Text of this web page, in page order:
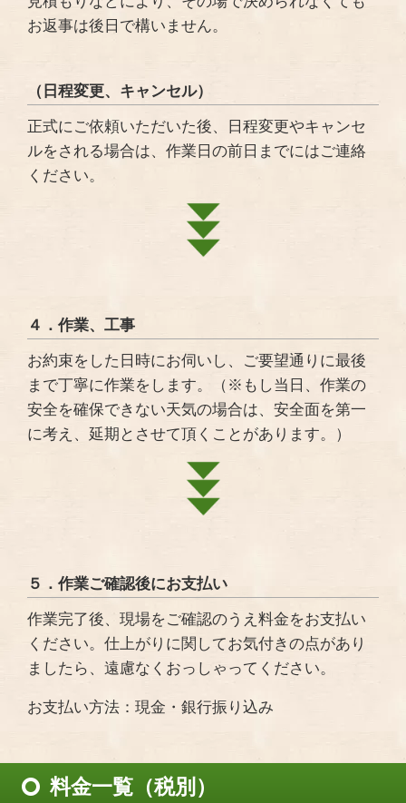
お返事は後日で構いません。
（日程変更、キャンセル）
正式にご依頼いただいた後、日程変更やキャンセ
ルをされる場合は、作業日の前日までにはご連絡
ください。
４．作業、工事
お約束をした日時にお伺いし、ご要望通りに最後
まで丁寧に作業をします。（※もし当日、作業の
安全を確保できない天気の場合は、安全面を第一
に考え、延期とさせて頂くことがあります。）
５．作業ご確認後にお支払い
作業完了後、現場をご確認のうえ料金をお支払い
ください。仕上がりに関してお気付きの点があり
ましたら、遠慮なくおっしゃってください。
お支払い方法：現金・銀行振り込み
料金一覧（税別）